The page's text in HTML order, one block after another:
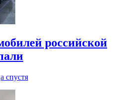
российской
спустя